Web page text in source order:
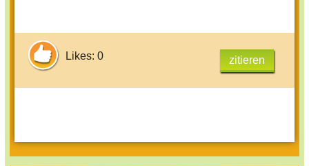
Likes: 0 zitieren